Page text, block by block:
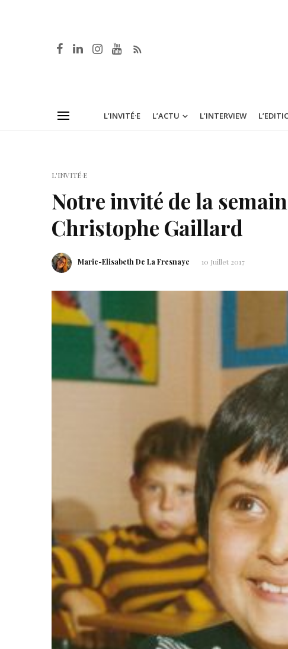
L’INVITÉ·E L’ACTU L’INTERVIEW
L'INVITÉ·E
Notre invité de la
Christophe Gaillard
Marie-Elisabeth De La Fresnaye 10 Juillet 2017